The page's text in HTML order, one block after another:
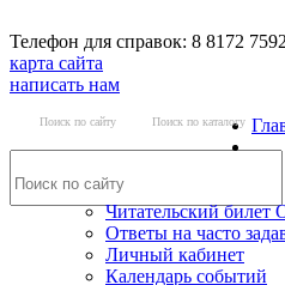
Телефон для справок: 8 8172
карта сайта
написать нам
Поиск по сайту Поиск по каталогу
Читательский
Ответы на часто
Личный кабинет
Календарь событий